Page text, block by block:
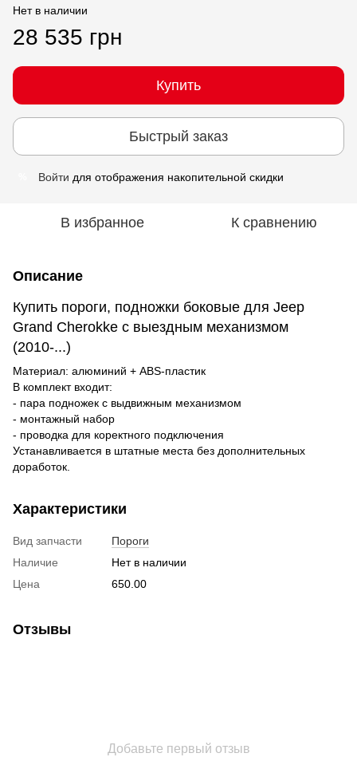
Нет в наличии
28 535 грн
Купить
Быстрый заказ
Войти для отображения накопительной скидки
В избранное К сравнению
Описание
Купить пороги, подножки боковые для Jeep
Grand Cherokke с выездным механизмом
(2010-...)
Материал: алюминий + ABS-пластик
В комплект входит:
- пара подножек с выдвижным механизмом
- монтажный набор
- проводка для коректного подключения
Устанавливается в штатные места без дополнительных
доработок.
Характеристики
Вид запчасти
Пороги
Наличие
Нет в наличии
Цена
650.00
Отзывы
Добавьте первый отзыв